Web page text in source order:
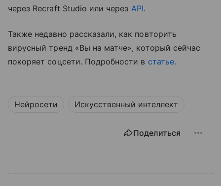
через Recraft Studio или через API.
Также недавно рассказали, как повторить
вирусный тренд «Вы на матче», который сейчас
покоряет соцсети. Подробности в статье.
Нейросети Искусственный интеллект
Поделиться